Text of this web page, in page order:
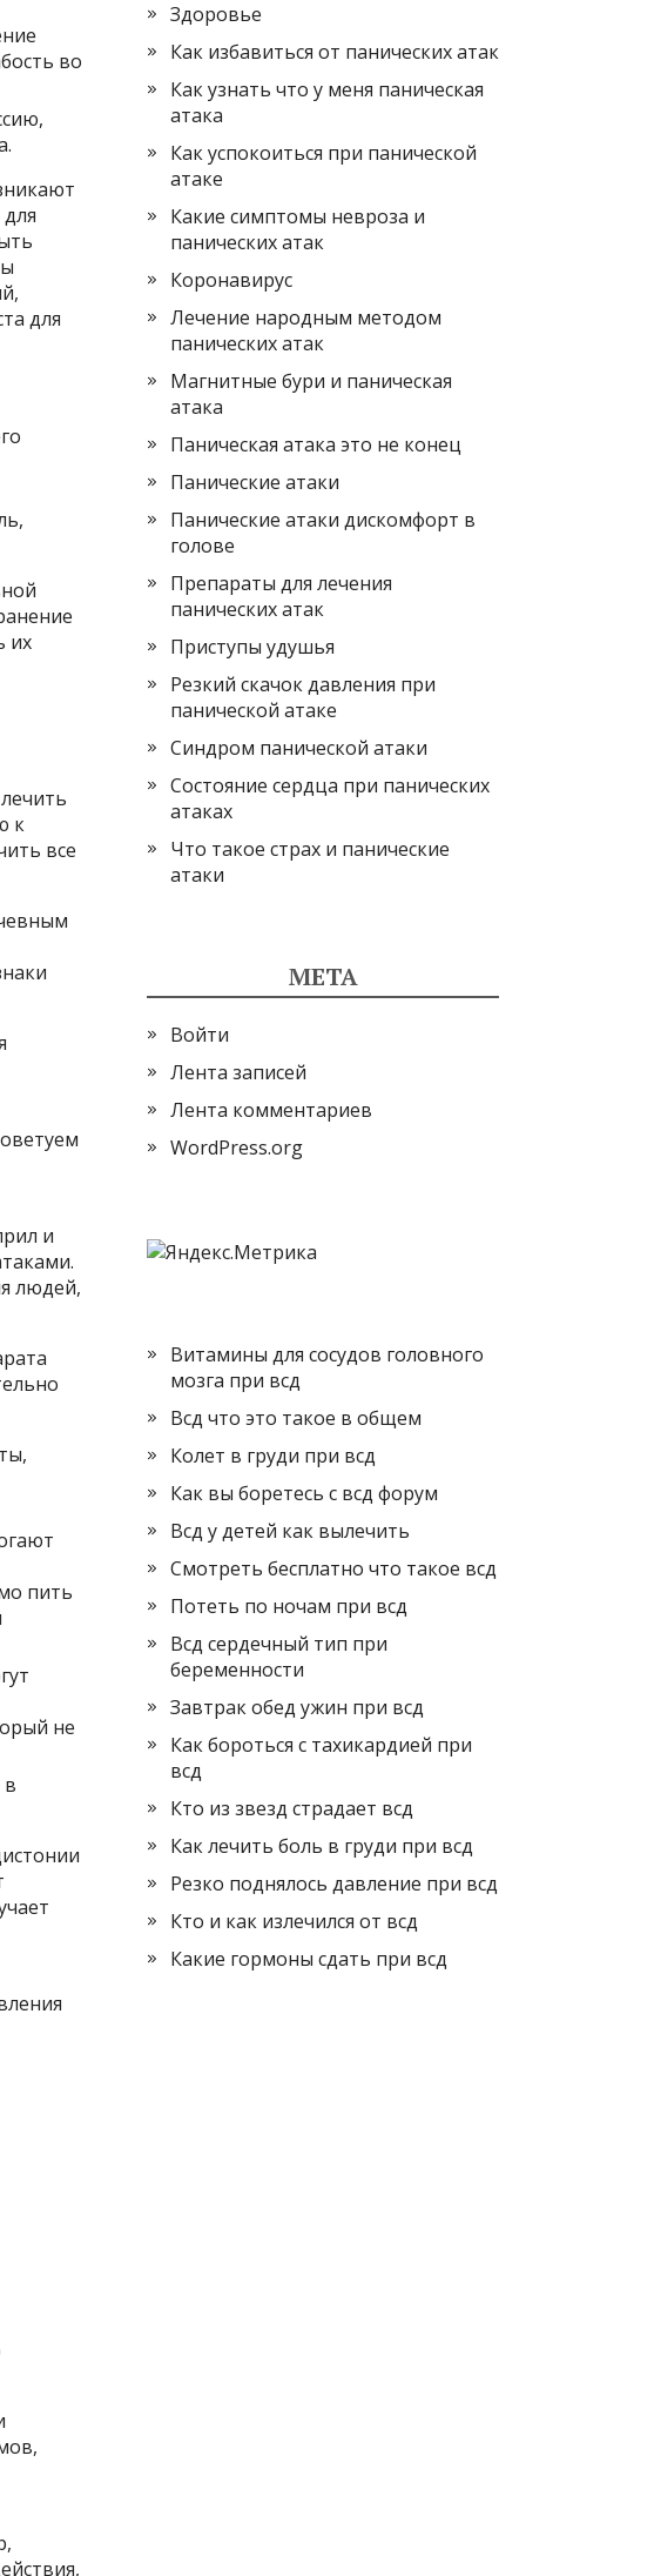
во
для
их
к
все
и
людей,
пить
не
в
Здоровье
Как избавиться от панических атак
Как узнать что у меня паническая
атака
Как успокоиться при панической
атаке
Какие симптомы невроза и
панических атак
Коронавирус
Лечение народным методом
панических атак
Магнитные бури и паническая
атака
Паническая атака это не конец
Панические атаки
Панические атаки дискомфорт в
голове
Препараты для лечения
панических атак
Приступы удушья
Резкий скачок давления при
панической атаке
Синдром панической атаки
Состояние сердца при панических
атаках
Что такое страх и панические
атаки
МЕТА
Войти
Лента записей
Лента комментариев
WordPress.org
Витамины для сосудов головного
мозга при всд
Всд что это такое в общем
Колет в груди при всд
Как вы боретесь с всд форум
Всд у детей как вылечить
Смотреть бесплатно что такое всд
Потеть по ночам при всд
Всд сердечный тип при
беременности
Завтрак обед ужин при всд
Как бороться с тахикардией при
всд
Кто из звезд страдает всд
Как лечить боль в груди при всд
Резко поднялось давление при всд
Кто и как излечился от всд
Какие гормоны сдать при всд